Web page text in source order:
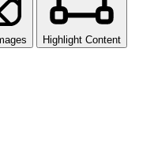
Highlight Content